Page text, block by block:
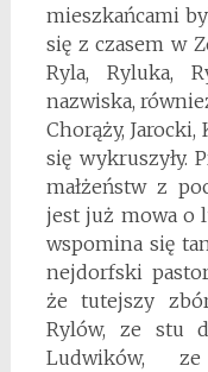
mieszkańcami
się z czasem w
Ryla, Ryluka,
nazwiska,
Chorąży,
się wykruszyły.
małżeństw z
jest już mowa o
wspomina się
nejdorfski
że tutejszy
Rylów, ze stu
Ludwików, ze